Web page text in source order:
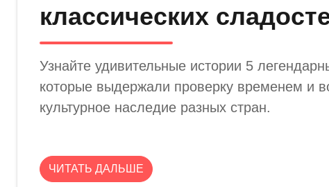
классических
Узнайте удивительные истории 5
которые выдержали проверку временем и
культурное наследие разных стран.
ЧИТАТЬ ДАЛЬШЕ